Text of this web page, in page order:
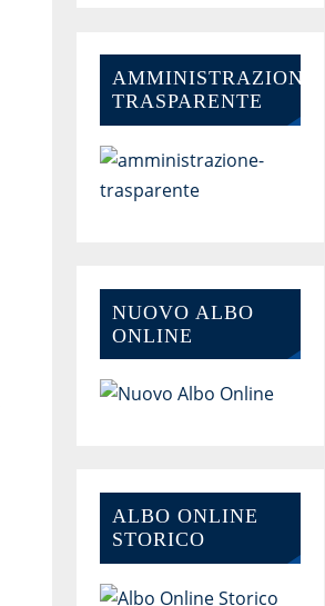
AMMINISTRAZIONE-
TRASPARENTE
NUOVO ALBO
ONLINE
ALBO ONLINE
STORICO